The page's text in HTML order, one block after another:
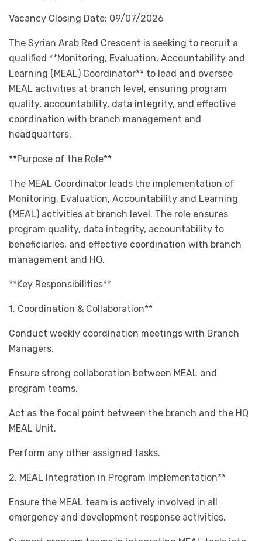
Vacancy Closing Date: 09/07/2026
The Syrian Arab Red Crescent is seeking to recruit a
qualified **Monitoring, Evaluation, Accountability and
Learning (MEAL) Coordinator** to lead and oversee
MEAL activities at branch level, ensuring program
quality, accountability, data integrity, and effective
coordination with branch management and
headquarters.
**Purpose of the Role**
The MEAL Coordinator leads the implementation of
Monitoring, Evaluation, Accountability and Learning
(MEAL) activities at branch level. The role ensures
program quality, data integrity, accountability to
beneficiaries, and effective coordination with branch
management and HQ.
**Key Responsibilities**
1. Coordination & Collaboration**
Conduct weekly coordination meetings with Branch
Managers.
Ensure strong collaboration between MEAL and
program teams.
Act as the focal point between the branch and the HQ
MEAL Unit.
Perform any other assigned tasks.
2. MEAL Integration in Program Implementation**
Ensure the MEAL team is actively involved in all
emergency and development response activities.